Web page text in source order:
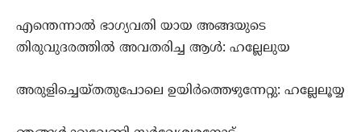
എന്തെന്നാൽ ഭാഗ്യവതി യായ അങ്ങയുടെ
തിരുവുദരത്തിൽ അവതരിച്ച ആൾ: ഹല്ലേലുയ
അരുളിച്ചെയ്തതുപോലെ ഉയിർത്തെഴുന്നേറ്റു: ഹല്ലേലൂയ്യ